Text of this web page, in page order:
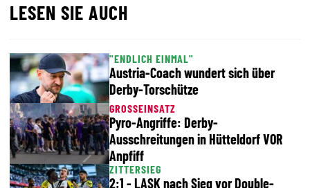
LESEN SIE AUCH
"ENDLICH EINMAL"
Austria-Coach wundert sich über
Derby-Torschütze
GROSSEINSATZ
Pyro-Angriffe: Derby-
Ausschreitungen in Hütteldorf VOR
Anpfiff
ZITTERSIEG
2:1 - LASK nach Sieg vor Double-